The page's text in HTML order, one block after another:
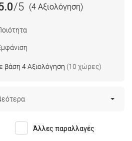
/5 (4 Αξιολόγηση)
βάση 4 Αξιολόγηση (10 χώρες)
Άλλες παραλλαγές